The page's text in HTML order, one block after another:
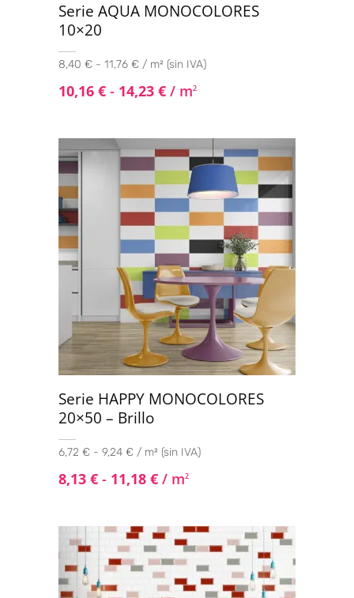
Serie AQUA MONOCOLORES
10×20
8,40 € - 11,76 € / m² (sin IVA)
10,16 € - 14,23 € / m2
Serie HAPPY MONOCOLORES
20×50 – Brillo
6,72 € - 9,24 € / m² (sin IVA)
8,13 € - 11,18 € / m2